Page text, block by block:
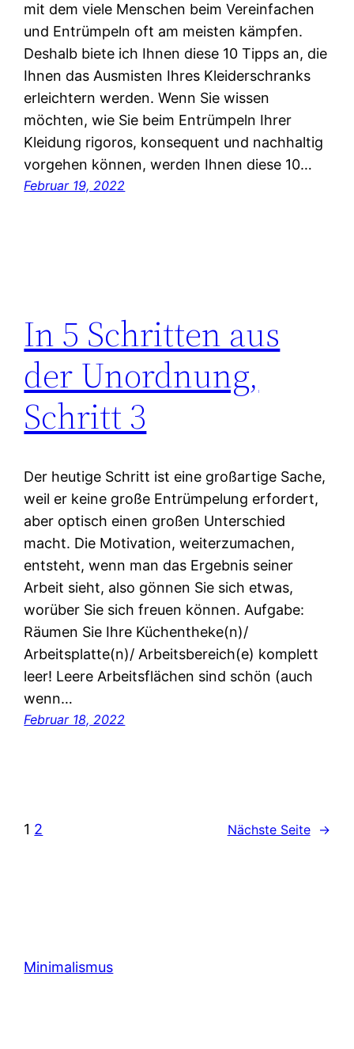
mit dem viele Menschen beim Vereinfachen
und Entrümpeln oft am meisten kämpfen.
Deshalb biete ich Ihnen diese 10 Tipps an, die
Ihnen das Ausmisten Ihres Kleiderschranks
erleichtern werden. Wenn Sie wissen
möchten, wie Sie beim Entrümpeln Ihrer
Kleidung rigoros, konsequent und nachhaltig
vorgehen können, werden Ihnen diese 10…
Februar 19, 2022
In 5 Schritten aus
der Unordnung,
Schritt 3
Der heutige Schritt ist eine großartige Sache,
weil er keine große Entrümpelung erfordert,
aber optisch einen großen Unterschied
macht. Die Motivation, weiterzumachen,
entsteht, wenn man das Ergebnis seiner
Arbeit sieht, also gönnen Sie sich etwas,
worüber Sie sich freuen können. Aufgabe:
Räumen Sie Ihre Küchentheke(n)/
Arbeitsplatte(n)/ Arbeitsbereich(e) komplett
leer! Leere Arbeitsflächen sind schön (auch
wenn…
Februar 18, 2022
1 2 Nächste Seite →
Minimalismus